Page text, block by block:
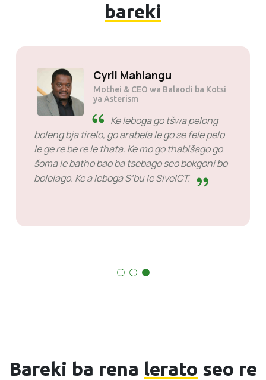
bareki
Kumra JP tau
Mothei
botse kudu. Di botse kudu bjalo ka moabi wa
ditirelo ka dinako tše dingwe ke lebala ka
tšona ka gobane dilo ka moka di a šoma.
Bareki ba rena lerato seo re